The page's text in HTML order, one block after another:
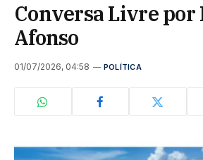
Conversa Livre por
Afonso
01/07/2026, 04:58 POLÍTICA